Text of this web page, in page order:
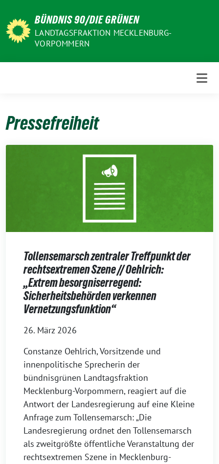
zum
Inhalt
BÜNDNIS 90/DIE GRÜNEN
LANDTAGSFRAKTION MECKLENBURG-
VORPOMMERN
Pressefreiheit
Tollensemarsch zentraler Treffpunkt der
rechtsextremen Szene // Oehlrich:
„Extrem besorgniserregend:
Sicherheitsbehörden verkennen
Vernetzungsfunktion“
26. März 2026
Constanze Oehlrich, Vorsitzende und
innenpolitische Sprecherin der
bündnisgrünen Landtagsfraktion
Mecklenburg-Vorpommern, reagiert auf die
Antwort der Landesregierung auf eine Kleine
Anfrage zum Tollensemarsch: „Die
Landesregierung ordnet den Tollensemarsch
als zweitgrößte öffentliche Veranstaltung der
rechtsextremen Szene in Mecklenburg-